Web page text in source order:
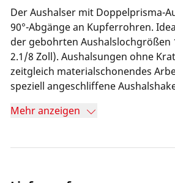
Der Aushalser mit Doppelprisma-
90°-Abgänge an Kupferrohren.
der gebohrten Aushalslochgrößen
2.1/8 Zoll). Aushalsungen ohne
zeitgleich materialschonendes
speziell angeschliffene
Spezialhakenkonstruktion.
Mehr anzeigen